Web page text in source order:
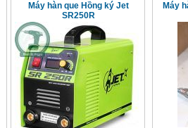
Máy hàn que Hồng ký Jet
SR250R
Máy